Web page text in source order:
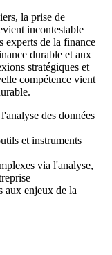
la prise de
incontestable
experts de la finance
durable et aux
stratégiques et
compétence vient
des données
et instruments
via l'analyse,
aux enjeux de la